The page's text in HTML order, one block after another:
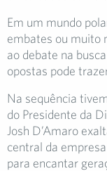
Em um mundo
embates ou muito
ao debate na
opostas pode
Na sequência
do Presidente da
Josh D’Amaro
central da
para encantar